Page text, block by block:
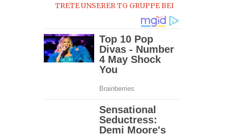
TRETE UNSERER TG GRUPPE BEI